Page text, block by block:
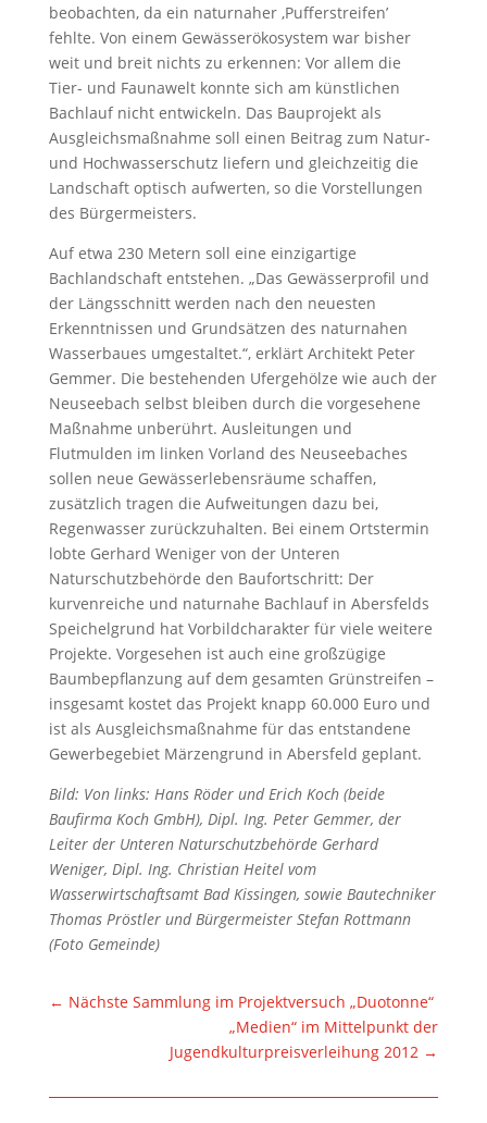
beobachten, da ein naturnaher ‚Pufferstreifen’
fehlte. Von einem Gewässerökosystem war bisher
weit und breit nichts zu erkennen: Vor allem die
Tier- und Faunawelt konnte sich am künstlichen
Bachlauf nicht entwickeln. Das Bauprojekt als
Ausgleichsmaßnahme soll einen Beitrag zum Natur-
und Hochwasserschutz liefern und gleichzeitig die
Landschaft optisch aufwerten, so die Vorstellungen
des Bürgermeisters.
Auf etwa 230 Metern soll eine einzigartige
Bachlandschaft entstehen. „Das Gewässerprofil und
der Längsschnitt werden nach den neuesten
Erkenntnissen und Grundsätzen des naturnahen
Wasserbaues umgestaltet.“, erklärt Architekt Peter
Gemmer. Die bestehenden Ufergehölze wie auch der
Neuseebach selbst bleiben durch die vorgesehene
Maßnahme unberührt. Ausleitungen und
Flutmulden im linken Vorland des Neuseebaches
sollen neue Gewässerlebensräume schaffen,
zusätzlich tragen die Aufweitungen dazu bei,
Regenwasser zurückzuhalten. Bei einem Ortstermin
lobte Gerhard Weniger von der Unteren
Naturschutzbehörde den Baufortschritt: Der
kurvenreiche und naturnahe Bachlauf in Abersfelds
Speichelgrund hat Vorbildcharakter für viele weitere
Projekte. Vorgesehen ist auch eine großzügige
Baumbepflanzung auf dem gesamten Grünstreifen –
insgesamt kostet das Projekt knapp 60.000 Euro und
ist als Ausgleichsmaßnahme für das entstandene
Gewerbegebiet Märzengrund in Abersfeld geplant.
Bild: Von links: Hans Röder und Erich Koch (beide
Baufirma Koch GmbH), Dipl. Ing. Peter Gemmer, der
Leiter der Unteren Naturschutzbehörde Gerhard
Weniger, Dipl. Ing. Christian Heitel vom
Wasserwirtschaftsamt Bad Kissingen, sowie Bautechniker
Thomas Pröstler und Bürgermeister Stefan Rottmann
(Foto Gemeinde)
← Nächste Sammlung im Projektversuch „Duotonne“
„Medien“ im Mittelpunkt der
Jugendkulturpreisverleihung 2012 →